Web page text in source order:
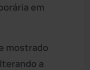
em
mostrado
a